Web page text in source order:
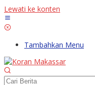
Lewati ke konten
Tambahkan Menu